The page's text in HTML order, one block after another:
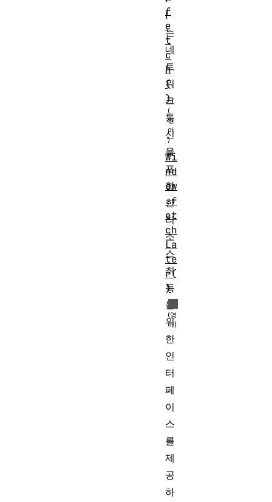
I
는
네
트
워
크
통
신
을
포
함
한
리
소
스
취
득
을
위
한
인
터
페
이
스
를
제
공
하
f
e
t
c
h
(
)
Wi
nd
ow
.f
et
ch
La
te
r(
)